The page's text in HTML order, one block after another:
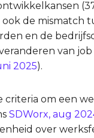
de mismatch
en de
van job
2025).
criteria om een
SDWorx, aug
over